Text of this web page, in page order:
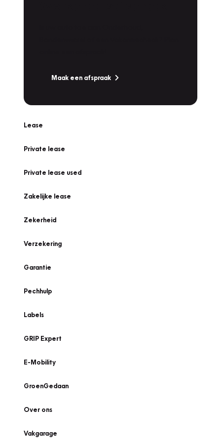
Maak een afspraak
Lease
Private lease
Private lease used
Zakelijke lease
Zekerheid
Verzekering
Garantie
Pechhulp
Labels
GRIP Expert
E-Mobility
GroenGedaan
Over ons
Vakgarage